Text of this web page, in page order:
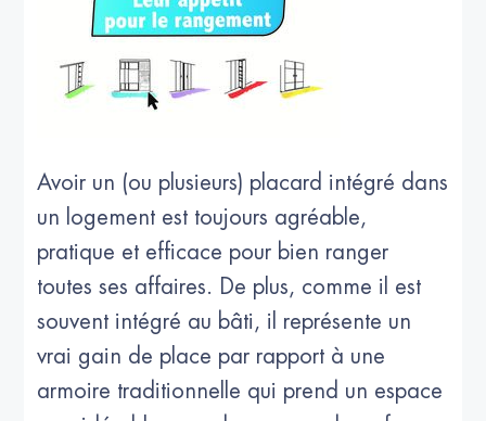
Avoir un (ou plusieurs) placard intégré dans
un logement est toujours agréable,
pratique et efficace pour bien ranger
toutes ses affaires. De plus, comme il est
souvent intégré au bâti, il représente un
vrai gain de place par rapport à une
armoire traditionnelle qui prend un espace